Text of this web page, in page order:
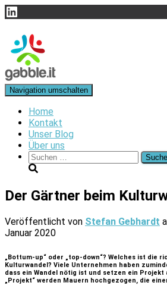
LinkedIn
Navigation umschalten
Home
Kontakt
Unser Blog
Über uns
Suchen
nach:
Der Gärtner beim
Veröffentlicht von Stefan Gebhardt
Januar 2020
„Bottum-up“ oder „top-down“? Welches ist die
Kulturwandel? Viele Unternehmen haben
dass ein Wandel nötig ist und setzen ein
„Projekt“ werden Mauern hochgezogen, die